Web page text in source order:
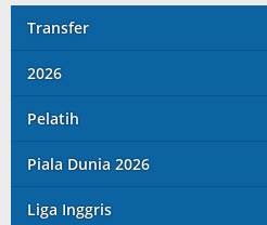
Transfer
2026
Pelatih
Piala Dunia 2026
Liga Inggris